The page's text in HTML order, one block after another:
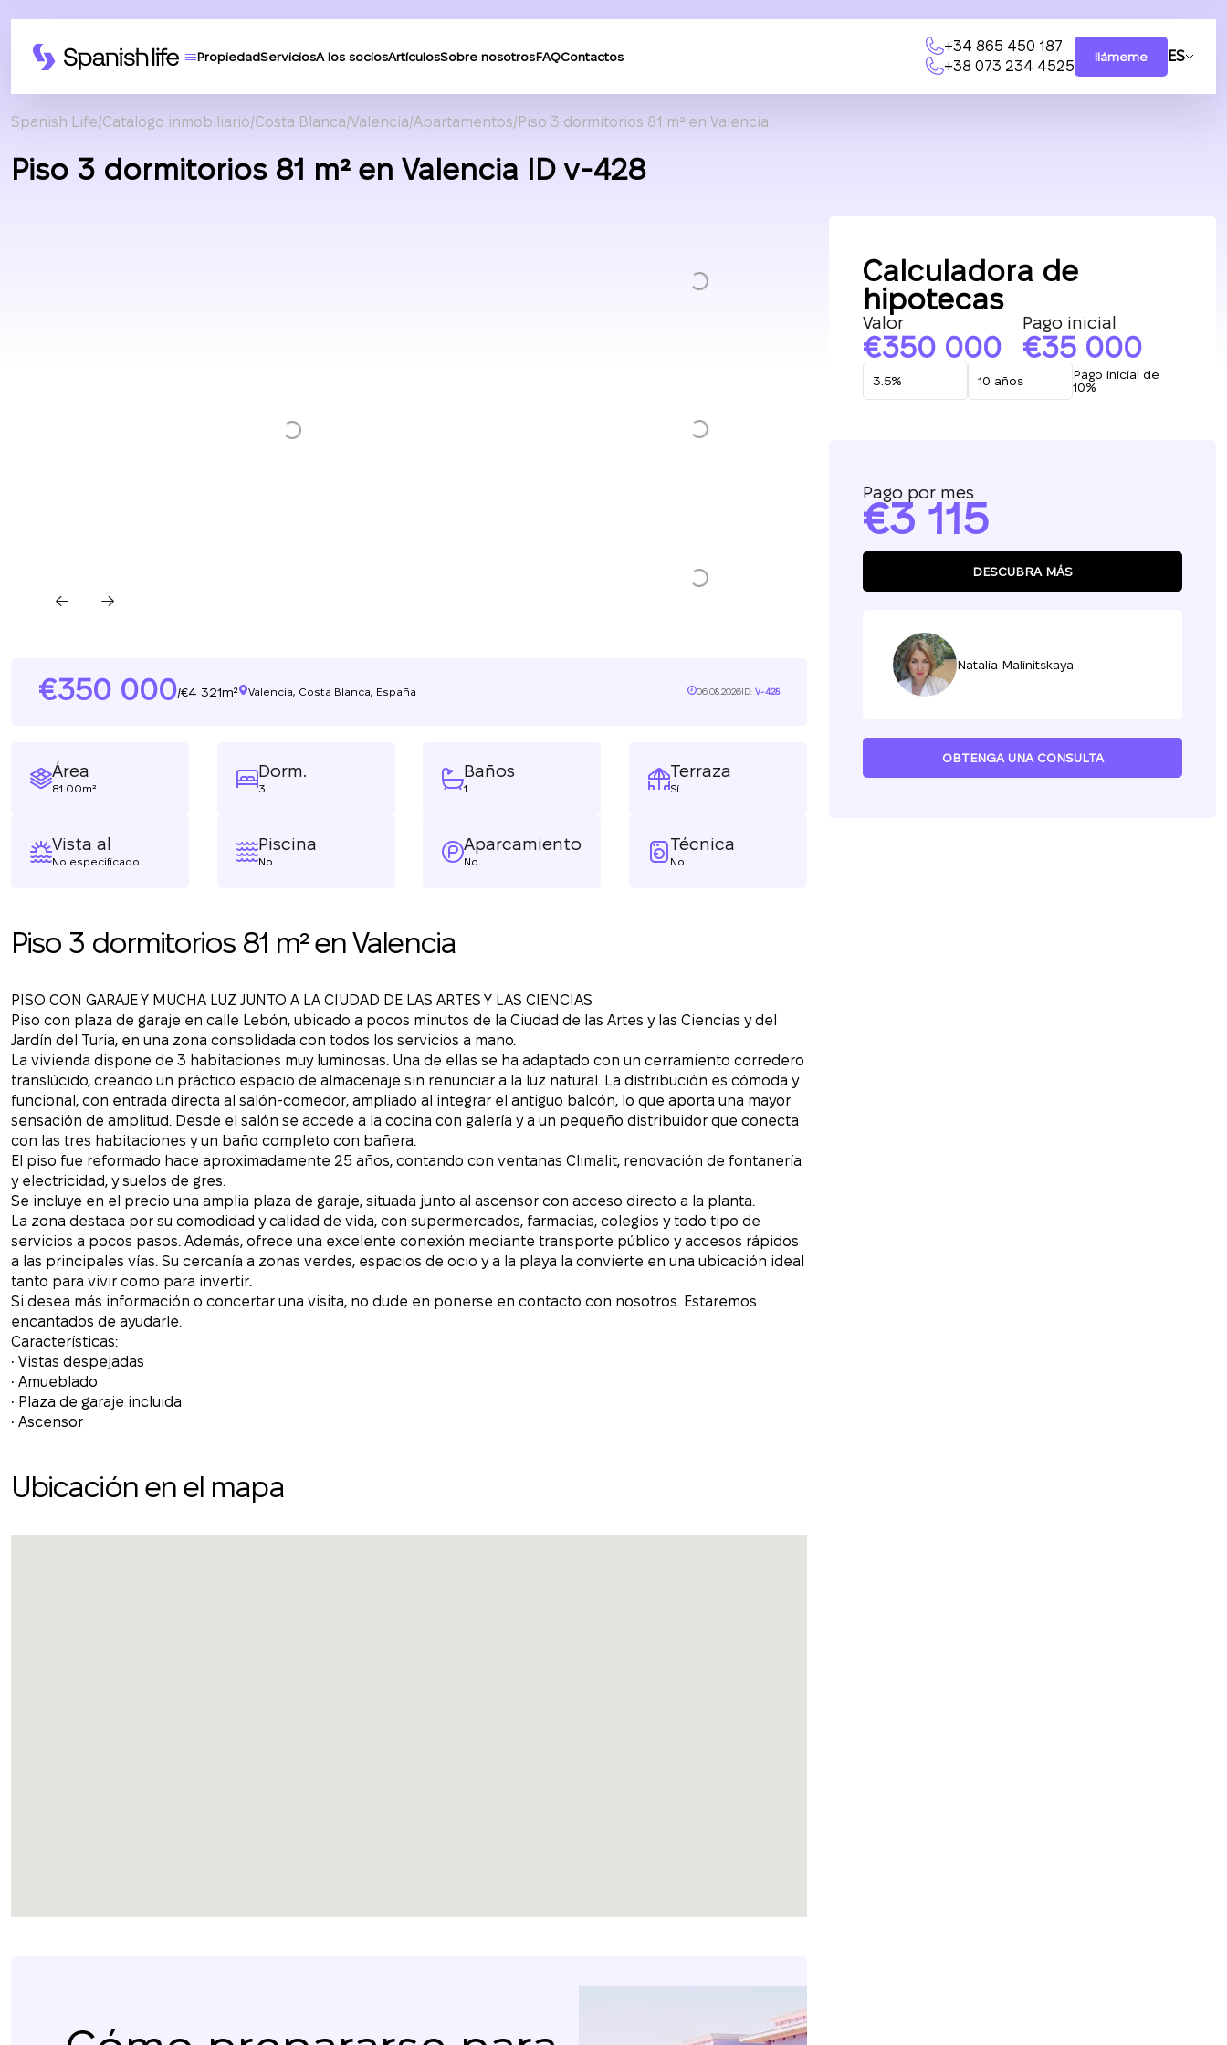
PropiedadServiciosA los sociosArtículosSobre nosotrosFAQContactos
+34 865 450 187
+38 073 234 4525
llámeme ES
Spanish Life Catálogo inmobiliario Costa Blanca Valencia Apartamentos Piso 3 dormitorios 81 m² en Valencia
Piso 3 dormitorios 81 m² en Valencia ID v-428
350 000/ 4 321m² Valencia, Costa Blanca, España 06.08.2026ID: V-428
Área
81.00m²
Dorm.
3
Baños
1
Terraza
Sí
Vista al
No especificado
Piscina
No
Aparcamiento
No
Técnica
No
Piso 3 dormitorios 81 m² en Valencia
PISO CON GARAJE Y MUCHA LUZ JUNTO A LA CIUDAD DE LAS ARTES Y LAS CIENCIAS
Piso con plaza de garaje en calle Lebón, ubicado a pocos minutos de la Ciudad de las Artes y las Ciencias y del
Jardín del Turia, en una zona consolidada con todos los servicios a mano.
La vivienda dispone de 3 habitaciones muy luminosas. Una de ellas se ha adaptado con un cerramiento corredero
translúcido, creando un práctico espacio de almacenaje sin renunciar a la luz natural. La distribución es cómoda y
funcional, con entrada directa al salón-comedor, ampliado al integrar el antiguo balcón, lo que aporta una mayor
sensación de amplitud. Desde el salón se accede a la cocina con galería y a un pequeño distribuidor que conecta
con las tres habitaciones y un baño completo con bañera.
El piso fue reformado hace aproximadamente 25 años, contando con ventanas Climalit, renovación de fontanería
y electricidad, y suelos de gres.
Se incluye en el precio una amplia plaza de garaje, situada junto al ascensor con acceso directo a la planta.
La zona destaca por su comodidad y calidad de vida, con supermercados, farmacias, colegios y todo tipo de
servicios a pocos pasos. Además, ofrece una excelente conexión mediante transporte público y accesos rápidos
a las principales vías. Su cercanía a zonas verdes, espacios de ocio y a la playa la convierte en una ubicación ideal
tanto para vivir como para invertir.
Si desea más información o concertar una visita, no dude en ponerse en contacto con nosotros. Estaremos
encantados de ayudarle.
Características:
• Vistas despejadas
• Amueblado
• Plaza de garaje incluida
• Ascensor
Ubicación en el mapa
Calculadora de
hipotecas
Valor
350 000
Pago inicial
35 000
Pago inicial de
10%
Pago por mes
3 115
DESCUBRA MÁS
Natalia Malinitskaya
OBTENGA UNA CONSULTA
Hemos recibido su
Le devolveremos la
Deje sus datos de contacto y nos pondremos en
contacto con usted en breve.